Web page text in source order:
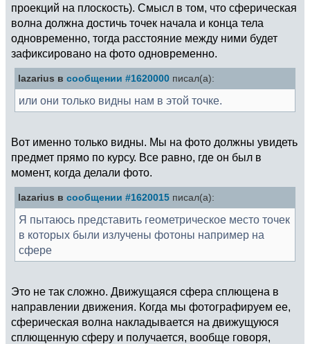
проекций на плоскость). Смысл в том, что сферическая
волна должна достичь точек начала и конца тела
одновременно, тогда расстояние между ними будет
зафиксировано на фото одновременно.
lazarius в сообщении #1620000 писал(а):
или они только видны нам в этой точке.
Вот именно только видны. Мы на фото должны увидеть
предмет прямо по курсу. Все равно, где он был в
момент, когда делали фото.
lazarius в сообщении #1620015 писал(а):
Я пытаюсь представить геометрическое место точек
в которых были излучены фотоны например на
сфере
Это не так сложно. Движущаяся сфера сплющена в
направлении движения. Когда мы фотографируем ее,
сферическая волна накладывается на движущуюся
сплющенную сферу и получается, вообще говоря,